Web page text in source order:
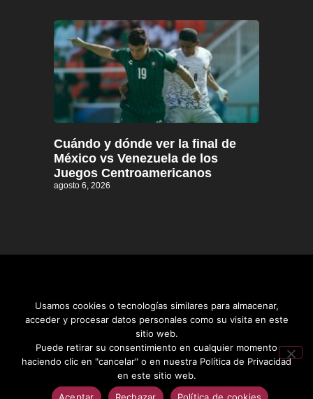
Cuándo y dónde ver la final de
México vs Venezuela de los
Juegos Centroamericanos
agosto 6, 2026
Distrito informativo © 2026
Usamos cookies o tecnologías similares para almacenar,
acceder y procesar datos personales como su visita en este
sitio web.
Puede retirar su consentimiento en cualquier momento
haciendo clic en "cancelar" o en nuestra Política de Privacidad
en este sitio web.
Aceptar
Rechazar Política de cookies